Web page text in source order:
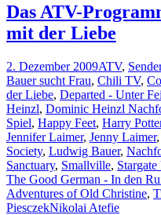
Das ATV-
mit der Liebe
2. Dezember 2009ATV, Sender
Bauer sucht Frau, Chili TV,
der Liebe, Departed - Unter
Heinzl, Dominic Heinzl
Spiel, Happy Feet, Harry
Jennifer Laimer, Jenny Laimer,
Society, Ludwig Bauer,
Sanctuary, Smallville,
The Good German - In den
Adventures of Old Christine,
PiesczekNikolai Atefie